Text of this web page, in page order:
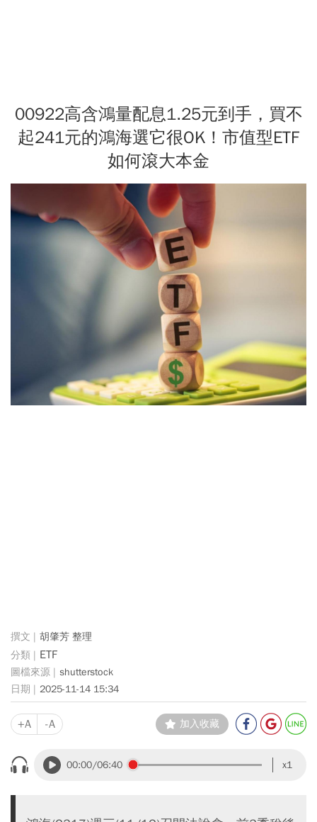
00922高含鴻量配息1.25元到手，買不
起241元的鴻海選它很OK！市值型ETF
如何滾大本金
胡肇芳 整理
ETF
shutterstock
2025-11-14 15:34
+A -A 加入收藏
00:00/06:40 x1